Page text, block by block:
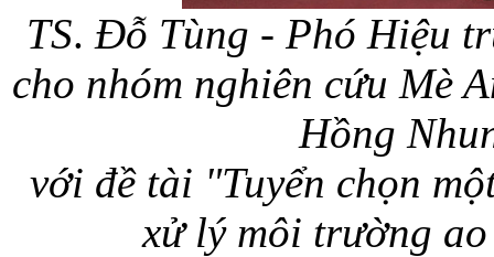
TS. Đỗ Tùng - Phó Hiệu
cho nhóm nghiên cứu Mè
Hồng
với đề tài "Tuyển chọn
xử lýmôi trường ao